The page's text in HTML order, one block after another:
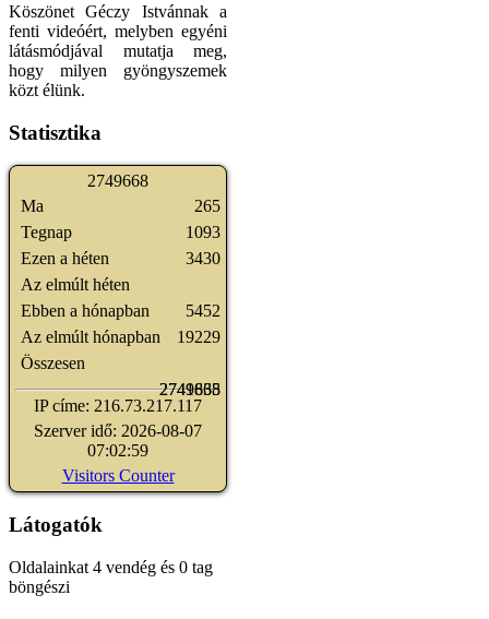
Köszönet Géczy Istvánnak a
fenti videóért, melyben egyéni
látásmódjával mutatja meg,
hogy milyen gyöngyszemek
közt élünk.
Statisztika
2749668
Ma
Tegnap
Ezen a héten
Az elmúlt héten
Ebben a hónapban
Az elmúlt hónapban
Összesen
265
1093
3430
2741835
5452
19229
2749668
IP címe: 216.73.217.117
Szerver idő: 2026-08-07
07:02:59
Visitors Counter
Látogatók
Oldalainkat 4 vendég és 0 tag
böngészi